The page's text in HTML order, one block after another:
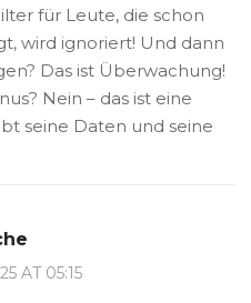
für Leute, die schon
wird ignoriert! Und dann
Das ist Überwachung!
Nein – das ist eine
seine Daten und seine
AT 05:15